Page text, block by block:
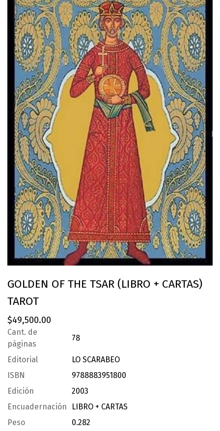
GOLDEN OF THE TSAR (LIBRO + CARTAS)
TAROT
$49,500.00
Cant. de
páginas
78
Editorial
LO SCARABEO
ISBN
9788883951800
Edición
2003
Encuadernación
LIBRO + CARTAS
Peso
0.282